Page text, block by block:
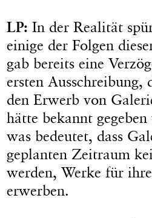
LP:In der Realität
einige der Folgen
gab bereits eine
ersten
den Erwerb von
hätte bekannt
was bedeutet, dass
geplanten Zeitraum
werden, Werke für
erwerben.